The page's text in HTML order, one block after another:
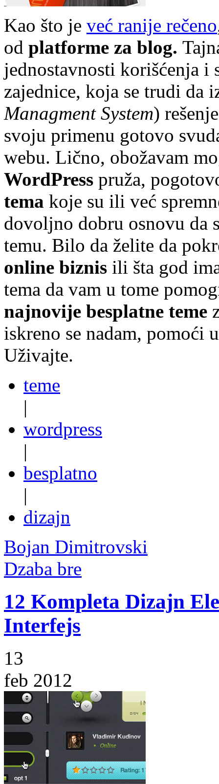
Kao što je već ranije rečeno
od platforme za blog.
jednostavnosti korišćenja i
zajednice, koja se trudi da
Managment System)
svoju primenu gotovo
webu. Lično, obožavam
WordPress pruža,
tema koje su ili već
dovoljno dobru osnovu da
temu. Bilo da želite da
online biznis ili šta god
tema da vam u tome
najnovije besplatne teme
iskreno se nadam, pomoći
Uživajte.
teme
|
wordpress
|
besplatno
|
dizajn
Bojan Dimitrovski
Dzaba bre
12 Kompleta Dizajn
Interfejs
13
feb 2012